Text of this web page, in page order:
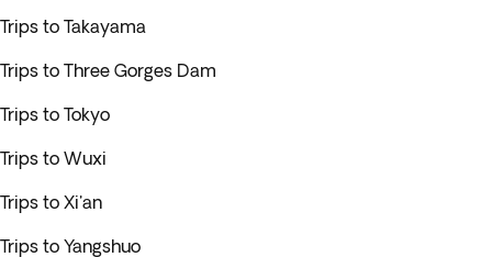
Trips to Takayama
Trips to Three Gorges Dam
Trips to Tokyo
Trips to Wuxi
Trips to Xi'an
Trips to Yangshuo